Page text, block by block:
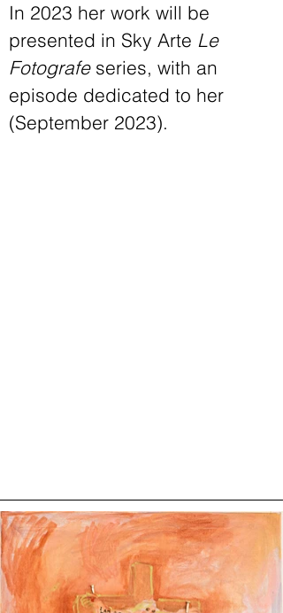
In 2023 her work will be
presented in Sky Arte Le
Fotografeseries, with an
episode dedicated to her
(September 2023).